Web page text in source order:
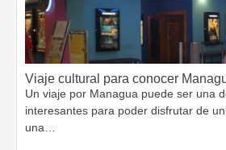
Viaje cultural para conocer
Un viaje por Managua puede ser una
interesantes para poder disfrutar de
una…